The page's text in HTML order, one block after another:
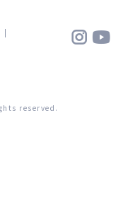
 
reserved.